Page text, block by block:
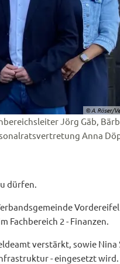
© A. Röser/
Jörg Gäb,
Anna
dürfen.
Fachbereich 2 - Finanzen.
verstärkt, sowie Nina
- eingesetzt wird.